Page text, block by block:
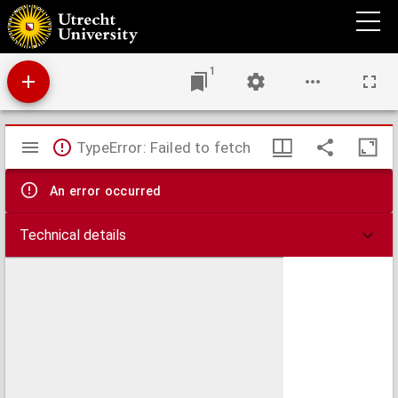
"De Tijd" is eene Katholieke courant : Snuifje, Mr. Travailleur aangeboden
1
Mirador
viewer
TypeError: Failed to fetch
An error occurred
Technical details